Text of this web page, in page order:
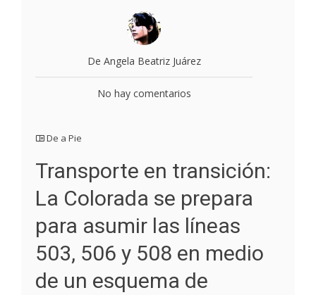
De Angela Beatriz Juárez
No hay comentarios
De a Pie
Transporte en transición:
La Colorada se prepara
para asumir las líneas
503, 506 y 508 en medio
de un esquema de